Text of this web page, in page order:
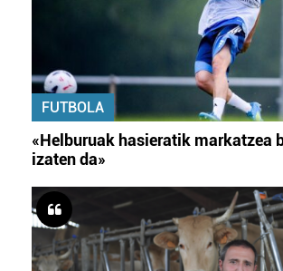
FUTBOLA
«Helburuak hasieratik markatzea
izaten da»